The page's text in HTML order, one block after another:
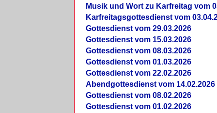
Musik und Wort zu Karfreitag vom
Karfreitagsgottesdienst vom
Gottesdienst vom 29.03.2026
Gottesdienst vom 15.03.2026
Gottesdienst vom 08.03.2026
Gottesdienst vom 01.03.2026
Gottesdienst vom 22.02.2026
Abendgottesdienst vom 14.02.2026
Gottesdienst vom 08.02.2026
Gottesdienst vom 01.02.2026